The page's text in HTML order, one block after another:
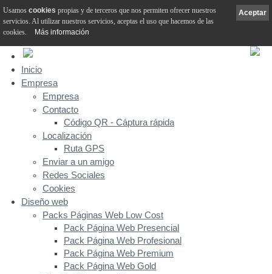
Inicio
Empresa
Empresa
Contacto
Código QR - Cáptura rápida
Localización
Ruta GPS
Enviar a un amigo
Redes Sociales
Cookies
Diseño web
Packs Páginas Web Low Cost
Pack Página Web Presencial
Pack Página Web Profesional
Pack Página Web Premium
Pack Página Web Gold
Aceptar
Usamos cookies propias y de terceros que nos permiten ofrecer nuestros
servicios. Al utilizar nuestros servicios, aceptas el uso que hacemos de las
cookies.
Más información